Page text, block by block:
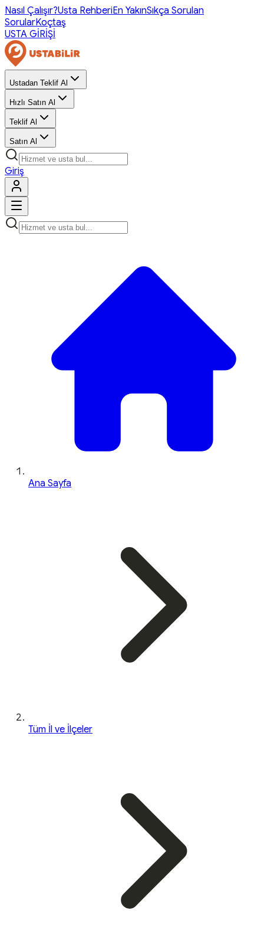
Nasıl Çalışır?Usta RehberiEn YakınSıkça Sorulan
SorularKoçtaş
USTA GİRİŞİ
Ustadan Teklif Al
Hızlı Satın Al
Teklif Al
Satın Al
Giriş
Ana Sayfa
Tüm İl ve İlçeler